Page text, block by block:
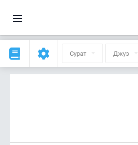
Сурат Джуз